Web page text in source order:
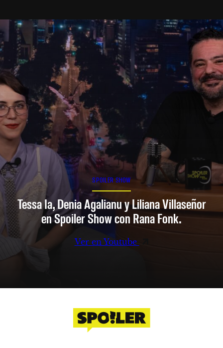
SPOILER SHOW
Tessa Ia, Denia Agalianu y Liliana Villaseñor
en Spoiler Show con Rana Fonk.
Ver en Youtube